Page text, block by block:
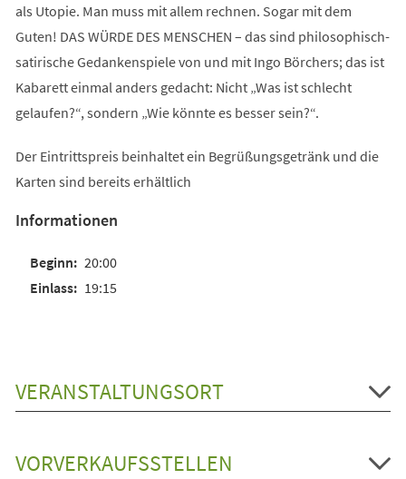
als Utopie. Man muss mit allem rechnen. Sogar mit dem
Guten! DAS WÜRDE DES MENSCHEN – das sind philosophisch-
satirische Gedankenspiele von und mit Ingo Börchers; das ist
Kabarett einmal anders gedacht: Nicht „Was ist schlecht
gelaufen?“, sondern „Wie könnte es besser sein?“.
Der Eintrittspreis beinhaltet ein Begrüßungsgetränk und die
Karten sind bereits erhältlich
Informationen
20:00
19:15
VERANSTALTUNGSORT
VORVERKAUFSSTELLEN